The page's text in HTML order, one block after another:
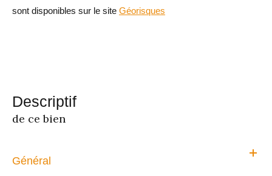
sont disponibles sur le site Géorisques
descriptif
de ce bien
Général